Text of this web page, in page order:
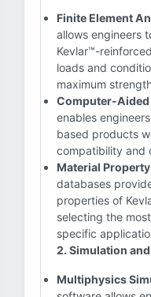
Finite Element
allows engineers
Kevlar™-
loads and
maximum
Computer-Aided
enables
based products
compatibility and
Material
databases
properties of
selecting the
specific
2. Simulation
Multiphysics